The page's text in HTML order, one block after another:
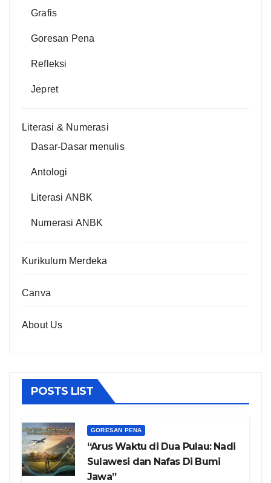
Grafis
Goresan Pena
Refleksi
Jepret
Literasi & Numerasi
Dasar-Dasar menulis
Antologi
Literasi ANBK
Numerasi ANBK
Kurikulum Merdeka
Canva
About Us
POSTS LIST
GORESAN PENA
“Arus Waktu di Dua Pulau: Nadi
Sulawesi dan Nafas Di Bumi
Jawa”